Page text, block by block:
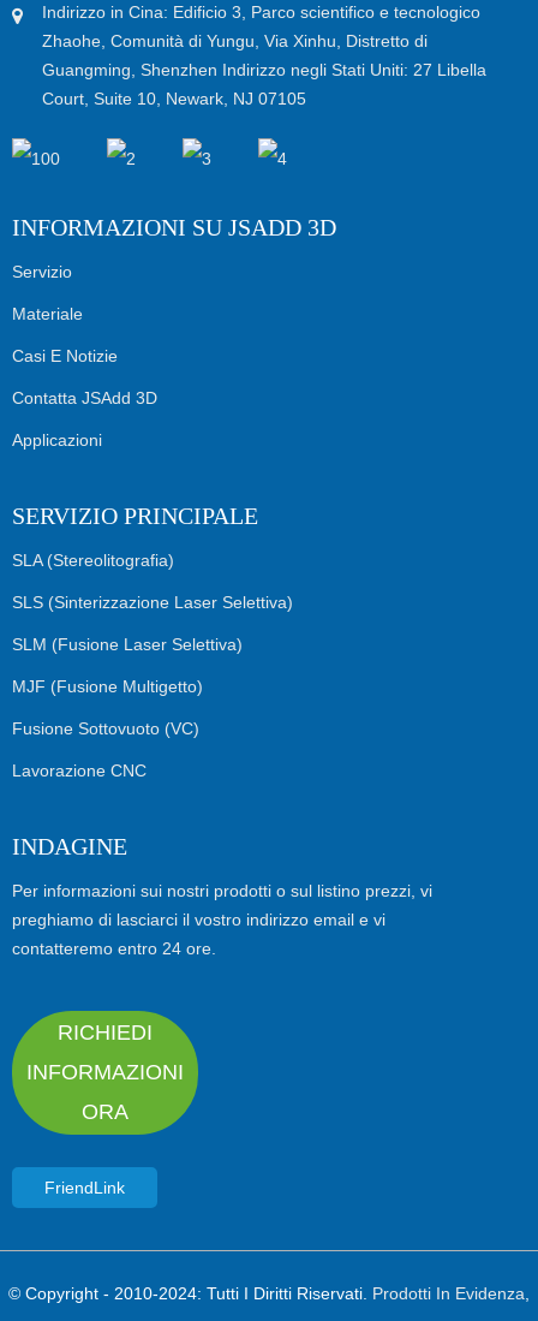
Indirizzo in Cina: Edificio 3, Parco scientifico e tecnologico
Zhaohe, Comunità di Yungu, Via Xinhu, Distretto di
Guangming, Shenzhen Indirizzo negli Stati Uniti: 27 Libella
Court, Suite 10, Newark, NJ 07105
INFORMAZIONI SU JSADD 3D
Servizio
Materiale
Casi E Notizie
Contatta JSAdd 3D
Applicazioni
SERVIZIO PRINCIPALE
SLA (Stereolitografia)
SLS (Sinterizzazione Laser Selettiva)
SLM (fusione Laser Selettiva)
MJF (Fusione Multigetto)
Fusione Sottovuoto (VC)
Lavorazione CNC
INDAGINE
Per informazioni sui nostri prodotti o sul listino prezzi, vi
preghiamo di lasciarci il vostro indirizzo email e vi
contatteremo entro 24 ore.
RICHIEDI
INFORMAZIONI
ORA
FriendLink
© Copyright - 2010-2024: Tutti I Diritti Riservati. Prodotti In Evidenza